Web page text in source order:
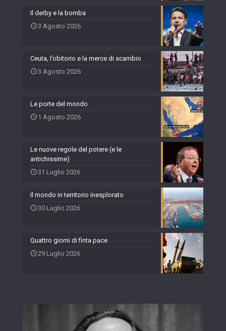
Il derby e la bomba
3 Agosto 2026
Ceuta, l’obitorio e la merce di scambio
3 Agosto 2026
Le porte del mondo
1 Agosto 2026
Le nuove regole del potere (e le
antichissime)
31 Luglio 2026
Il mondo in territorio inesplorato
30 Luglio 2026
Quattro giorni di finta pace
29 Luglio 2026